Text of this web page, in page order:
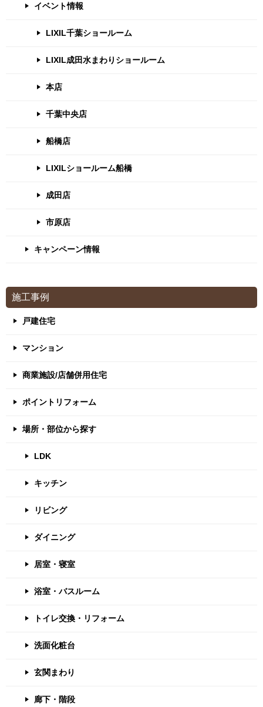
イベント情報
LIXIL千葉ショールーム
LIXIL成田水まわりショールーム
本店
千葉中央店
船橋店
LIXILショールーム船橋
成田店
市原店
キャンペーン情報
施工事例
戸建住宅
マンション
商業施設/店舗併用住宅
ポイントリフォーム
場所・部位から探す
LDK
キッチン
リビング
ダイニング
居室・寝室
浴室・バスルーム
トイレ交換・リフォーム
洗面化粧台
玄関まわり
廊下・階段